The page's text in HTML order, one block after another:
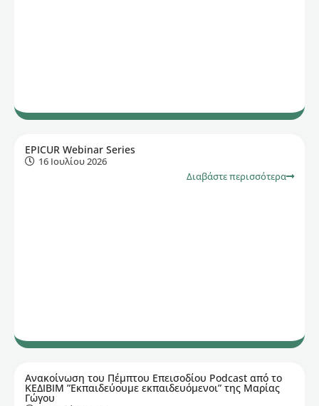
EPICUR Webinar Series
16 Ιουλίου 2026
Διαβάστε περισσότερα
Ανακοίνωση του Πέμπτου Επεισοδίου Podcast από το
ΚΕΔΙΒΙΜ ”Εκπαιδεύουμε εκπαιδευόμενοι” της Μαρίας
Γώγου